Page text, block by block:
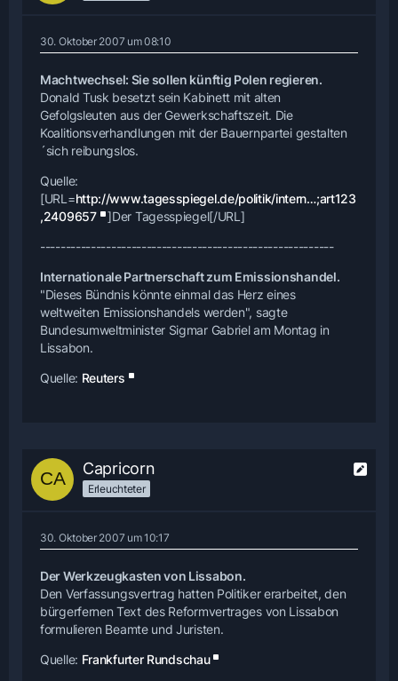
30. Oktober 2007 um 08:10
Machtwechsel: Sie sollen künftig Polen regieren.
Donald Tusk besetzt sein Kabinett mit alten
Gefolgsleuten aus der Gewerkschaftszeit. Die
Koalitionsverhandlungen mit der Bauernpartei gestalten
´sich reibungslos.
Quelle:
[URL=http://www.tagesspiegel.de/politik/intern…;art123
,2409657
]Der Tagesspiegel[/URL]
----------------------------------------------------------
Internationale Partnerschaft zum Emissionshandel.
"Dieses Bündnis könnte einmal das Herz eines
weltweiten Emissionshandels werden", sagte
Bundesumweltminister Sigmar Gabriel am Montag in
Lissabon.
Quelle: Reuters
Capricorn
Erleuchteter
30. Oktober 2007 um 10:17
Der Werkzeugkasten von Lissabon.
Den Verfassungsvertrag hatten Politiker erarbeitet, den
bürgerfernen Text des Reformvertrages von Lissabon
formulieren Beamte und Juristen.
Quelle: Frankfurter Rundschau